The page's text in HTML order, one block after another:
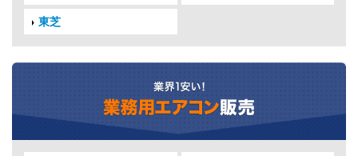
東芝